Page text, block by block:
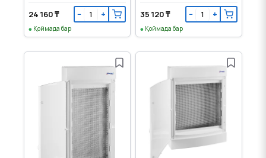
24 160 ₸ − +
Қоймада бар
35 120 ₸ − +
Қоймада бар